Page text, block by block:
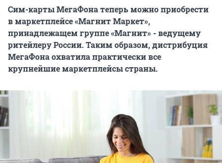
Сим-карты МегаФона теперь можно приобрести
в маркетплейсе «Магнит Маркет»,
принадлежащем группе «Магнит» - ведущему
ритейлеру России. Таким образом, дистрибуция
МегаФона охватила практически все
крупнейшие маркетплейсы страны.